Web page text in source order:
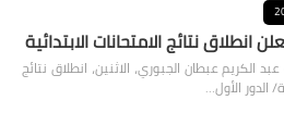
انطلاق نتائج الامتحانات الابتدائية
عبد الكريم عبطان الجبوري، الاثنين، انطلاق نتائج
الدور الأول…